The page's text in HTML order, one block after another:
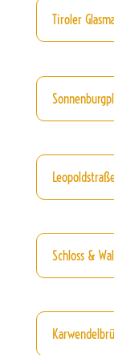
Tiroler
Schloss &